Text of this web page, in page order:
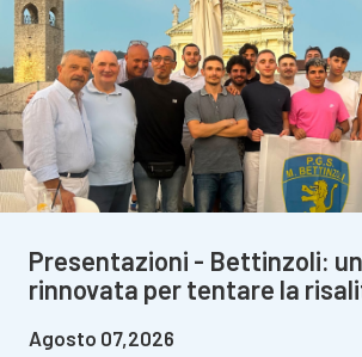
Presentazioni - Bettinzoli:
rinnovata per tentare la
Agosto 07,2026